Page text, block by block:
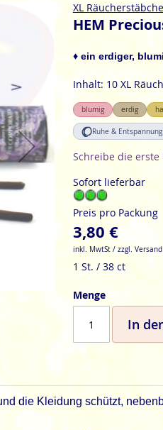
XL
HEM
♦ ein erdiger,
Inhalt: 10 XL
blumig erdig
Ruhe & Entspannung
Schreibe die
Sofort lieferbar
Preis pro Packung
3,80 €
inkl. MwtSt / zzgl. Versand
1 St. / 38 ct
Menge
In
die Kleidung schützt,